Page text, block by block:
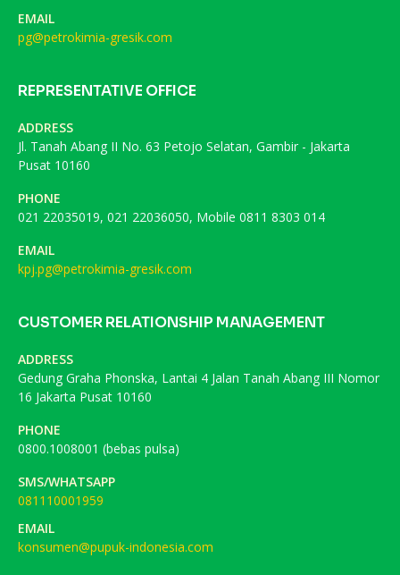
EMAIL
pg@petrokimia-gresik.com
REPRESENTATIVE OFFICE
ADDRESS
Jl. Tanah Abang II No. 63 Petojo Selatan, Gambir - Jakarta
Pusat 10160
PHONE
021 22035019, 021 22036050, Mobile 0811 8303 014
EMAIL
kpj.pg@petrokimia-gresik.com
CUSTOMER RELATIONSHIP MANAGEMENT
ADDRESS
Gedung Graha Phonska, Lantai 4 Jalan Tanah Abang III Nomor
16 Jakarta Pusat 10160
PHONE
0800.1008001 (bebas pulsa)
SMS/WHATSAPP
081110001959
EMAIL
konsumen@pupuk-indonesia.com